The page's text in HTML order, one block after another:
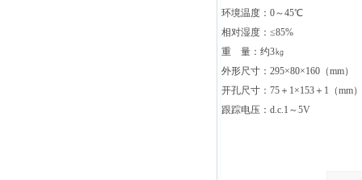
环境温度：0～45℃
相对湿度：≤85%
重 量：约3㎏
外形尺寸：295×80×160（mm）
开孔尺寸：75＋1×153＋1（mm）
跟踪电压：d.c.1～5V